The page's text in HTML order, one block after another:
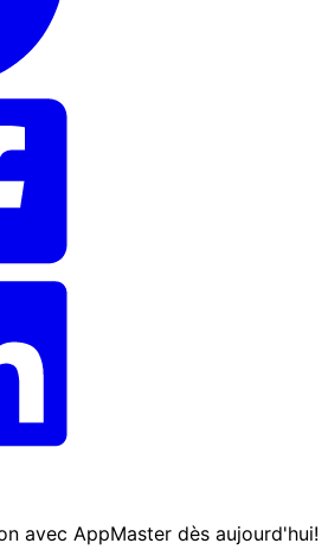
avec AppMaster dès aujourd'hui!